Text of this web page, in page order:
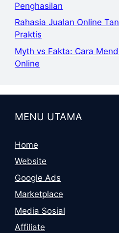
Penghasilan
Rahasia Jualan Online
Praktis
Myth vs Fakta: Cara
Online
MENU UTAMA
Home
Website
Google Ads
Marketplace
Media Sosial
Affiliate